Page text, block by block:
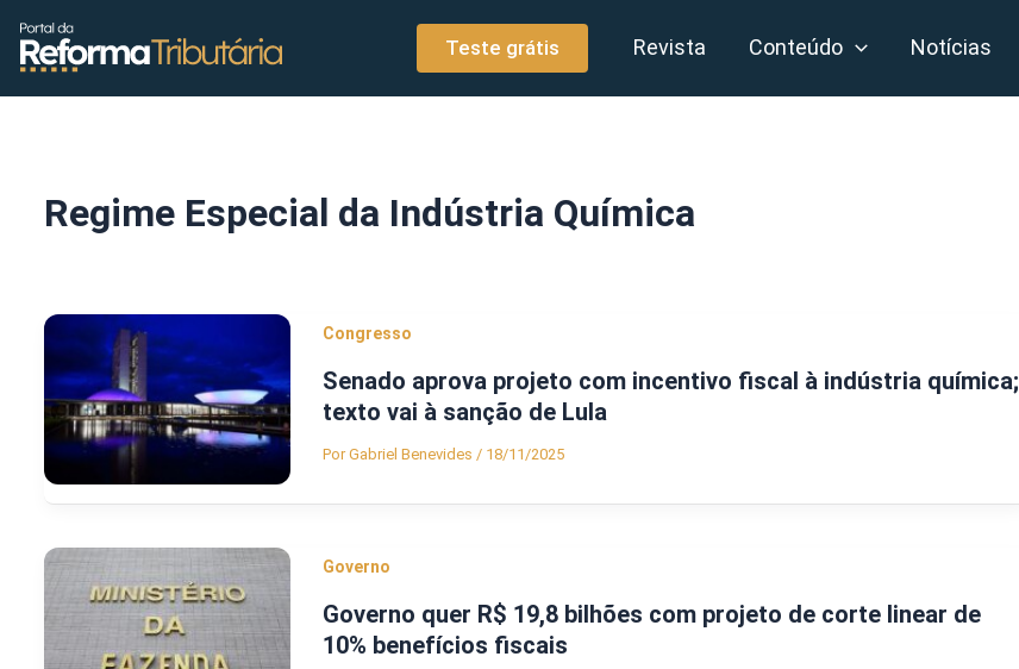
conteúdo
Teste grátis Revista Conteúdo Notícias
Regime Especial da Indústria Química
Congresso
Senado aprova projeto com incentivo fiscal à indústria química;
texto vai à sanção de Lula
PorGabriel Benevides / 18/11/2025
Governo
Governo quer R$ 19,8 bilhões com projeto de corte linear de
10% benefícios fiscais